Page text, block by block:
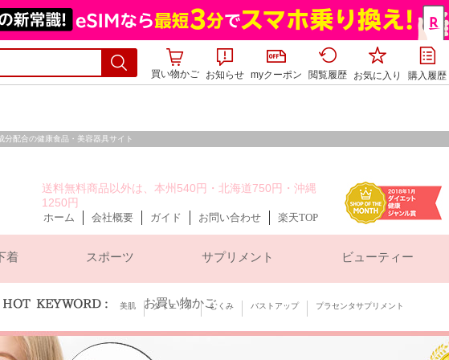
買い物かご お知らせ myクーポン 閲覧履歴 お気に入り 購入履歴